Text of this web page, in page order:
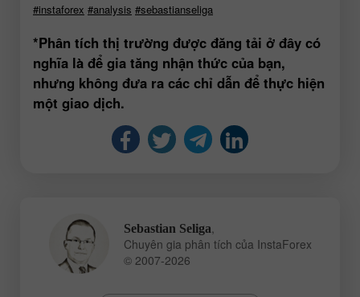
#instaforex #analysis #sebastianseliga
*Phân tích thị trường được đăng tải ở đây có
nghĩa là để gia tăng nhận thức của bạn,
nhưng không đưa ra các chỉ dẫn để thực hiện
một giao dịch.
Sebastian Seliga
Chuyên gia phân tích của InstaForex
© 2007-2026